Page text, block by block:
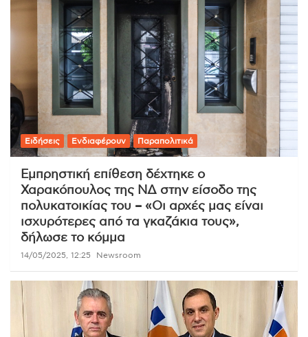
Ειδήσεις Ενδιαφέρουν Παραπολιτικά
Εμπρηστική επίθεση δέχτηκε ο
Χαρακόπουλος της ΝΔ στην είσοδο της
πολυκατοικίας του – «Οι αρχές μας είναι
ισχυρότερες από τα γκαζάκια τους»,
δήλωσε το κόμμα
14/05/2025, 12:25 Newsroom